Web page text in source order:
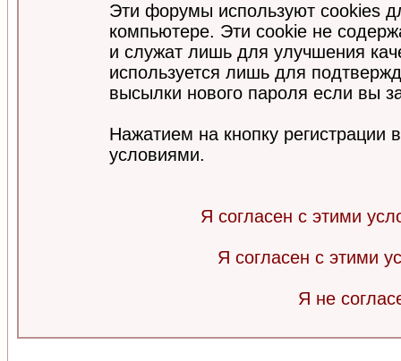
Эти форумы используют cookies
компьютере. Эти cookie не
и служат лишь для улучшения
используется лишь для
высылки нового пароля если вы
Нажатием на кнопку регистрации
условиями.
Я согласен с этими
Я согласен с этими
Я не